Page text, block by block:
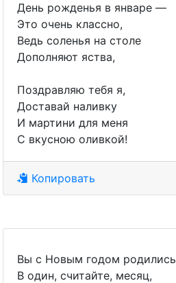
День рожденья в январе —
Это очень классно,
Ведь соленья на столе
Дополняют яства,
Поздравляю тебя я,
Доставай наливку
И мартини для меня
С вкусною оливкой!
Копировать
Вы с Новым годом родились
В один, считайте, месяц,